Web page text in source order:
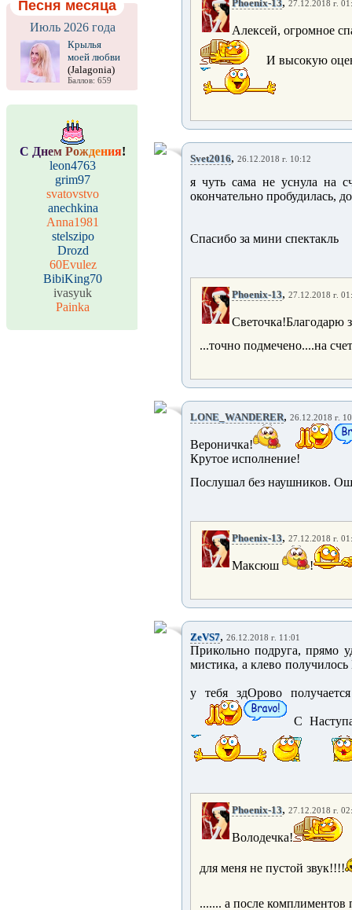
Песня месяца
Июль 2026 года
Крылья
моей любви
(Jalagonia)
Баллов: 659
С Днем Рождения!
leon4763
grim97
svatovstvo
anechkina
Anna1981
stelszipo
Drozd
60Evulez
BibiKing70
ivasyuk
Painka
Phoenix-13 27.12.2018 г.
Алексей, огромное
И высокую
Svet2016, 26.12.2018 г. 10:12
я чуть сама не уснула на
окончательно пробудилась,
Спасибо за мини спектакль
Phoenix-13, 27.12.2018 г.
Светочка!Благодарю
...точно подмечено....на
LONE_WANDERER, 26.12.2018 г.
Вероничка!
Крутое исполнение!
Послушал без наушников.
Phoenix-13, 27.12.2018 г.
Максюш !
ZeVS7, 26.12.2018 г. 11:01
Прикольно подруга, прямо
мистика, а клево
у тебя здОрово
С
Phoenix-13, 27.12.2018 г.
Володечка!
для меня не пустой звук!!!!
....... а после комплиментов